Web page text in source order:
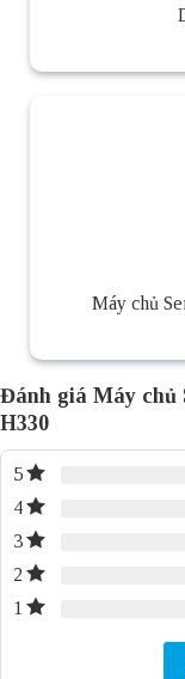
Máy chủ
Đánh giá Máy chủ
H330
5
4
3
2
1